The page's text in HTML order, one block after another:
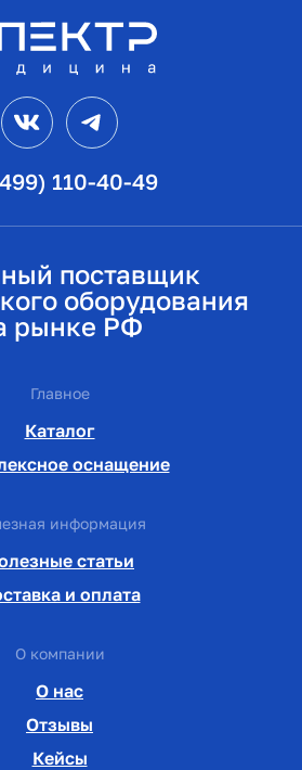
110-40-49
VK
поставщик
оборудования
рынке РФ
Главное
Каталог
оснащение
информация
статьи
и оплата
О компании
О нас
Отзывы
Кейсы